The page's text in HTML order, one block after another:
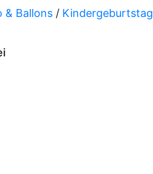
& Ballons / Kindergeburtstag